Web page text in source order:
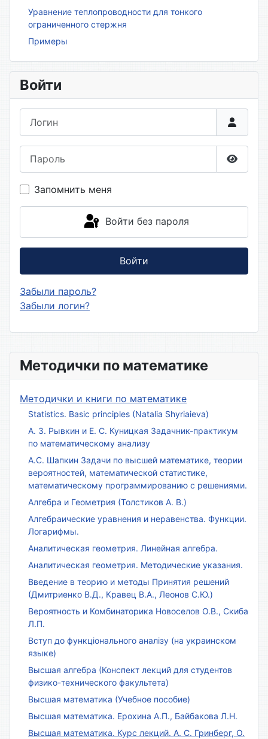
Методички по математике
Методички и книги по математике
Statistics. Basic principles (Natalia Shyriaieva)
А. З. Рывкин и Е. С. Куницкая Задачник-практикум
по математическому анализу
А.С. Шапкин Задачи по высшей математике, теории
вероятностей, математической статистике,
математическому программированию с решениями.
Алгебра и Геометрия (Толстиков А. В.)
Алгебраические уравнения и неравенства. Функции.
Логарифмы.
Аналитическая геометрия. Линейная алгебра.
Аналитическая геометрия. Методические указания.
Введение в теорию и методы Принятия решений
(Дмитриенко В.Д., Кравец В.А., Леонов С.Ю.)
Вероятность и Комбинаторика Новоселов О.В., Скиба
Л.П.
Вступ до функціонального аналізу (на украинском
языке)
Высшая алгебра (Конспект лекций для студентов
физико-технического факультета)
Высшая математика (Учебное пособие)
Высшая математика. Ерохина А.П., Байбакова Л.Н.
Высшая математика. Курс лекций. А. С. Гринберг, О.
Уравнение теплопроводности для тонкого
ограниченного стержня
Примеры
Войти
Запомнить меня
Войти без пароля
Войти
Забыли пароль?
Забыли логин?